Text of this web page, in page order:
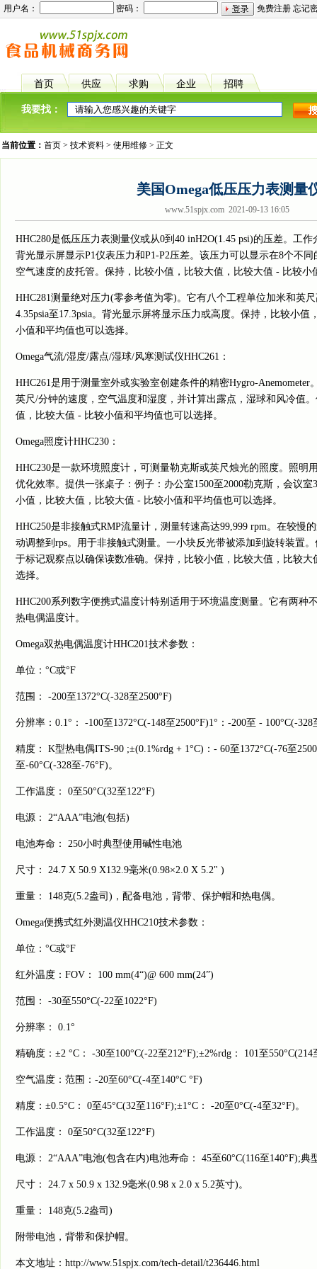
用户名： 密码： 免费注册 忘记
首页 供应 求购 企业 招聘
我要找：
当前位置： 首页 > 技术资料 > 使用维修 > 正文
美国Omega低压压力表测量
www.51spjx.com 2021-09-13 16:05
HHC280是低压压力表测量仪或从0到40 inH2O(1.45 psi)的压差。工
背光显示屏显示P1仪表压力和P1-P2压差。该压力可以显示在8个不
空气速度的皮托管。保持，比较小值，比较大值，比较大值 - 比较小
HHC281测量绝对压力(零参考值为零)。它有八个工程单位加米和英
4.35psia至17.3psia。背光显示屏将显示压力或高度。保持，比较小
小值和平均值也可以选择。
Omega气流/湿度/露点/湿球/风寒测试仪HHC261：
HHC261是用于测量室外或实验室创建条件的精密Hygro-Anemometer
英尺/分钟的速度，空气温度和湿度，并计算出露点，湿球和风冷值
值，比较大值 - 比较小值和平均值也可以选择。
Omega照度计HHC230：
HHC230是一款环境照度计，可测量勒克斯或英尺烛光的照度。照明
优化效率。提供一张桌子：例子：办公室1500至2000勒克斯，会议室
小值，比较大值，比较大值 - 比较小值和平均值也可以选择。
HHC250是非接触式RMP流量计，测量转速高达99,999 rpm。在较慢
动调整到rps。用于非接触式测量。一小块反光带被添加到旋转装置
于标记观察点以确保读数准确。保持，比较小值，比较大值，比较
选择。
HHC200系列数字便携式温度计特别适用于环境温度测量。它有两种
热电偶温度计。
Omega双热电偶温度计HHC201技术参数：
单位：°C或°F
范围： -200至1372°C(-328至2500°F)
分辨率：0.1°： -100至1372°C(-148至2500°F)1°：-200至 - 100°C(-328
精度： K型热电偶ITS-90 ;±(0.1%rdg + 1°C)：- 60至1372°C(-76至
至-60°C(-328至-76°F)。
工作温度： 0至50°C(32至122°F)
电源： 2“AAA”电池(包括)
电池寿命： 250小时典型使用碱性电池
尺寸： 24.7 X 50.9 X132.9毫米(0.98×2.0 X 5.2" )
重量： 148克(5.2盎司)，配备电池，背带、保护帽和热电偶。
Omega便携式红外测温仪HHC210技术参数：
单位：°C或°F
红外温度：FOV： 100 mm(4“)@ 600 mm(24”)
范围： -30至550°C(-22至1022°F)
分辨率： 0.1°
精确度：±2 °C： -30至100°C(-22至212°F);±2%rdg： 101至550°C(214
空气温度：范围：-20至60°C(-4至140°C °F)
精度：±0.5°C： 0至45°C(32至116°F);±1°C： -20至0°C(-4至32°F)。
工作温度： 0至50°C(32至122°F)
电源： 2“AAA”电池(包含在内)电池寿命： 45至60°C(116至140°F);
尺寸： 24.7 x 50.9 x 132.9毫米(0.98 x 2.0 x 5.2英寸)。
重量： 148克(5.2盎司)
附带电池，背带和保护帽。
本文地址： http://www.51spjx.com/tech-detail/t236446.html